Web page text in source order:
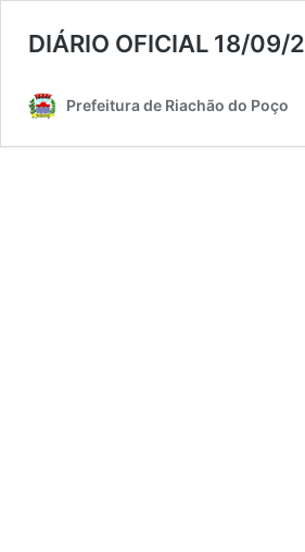
DIÁRIO OFICIAL 18/09/
Prefeitura de Riachão do Poço